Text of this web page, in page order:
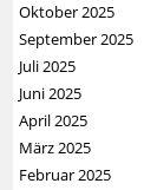
Oktober 2025
September 2025
Juli 2025
Juni 2025
April 2025
März 2025
Februar 2025